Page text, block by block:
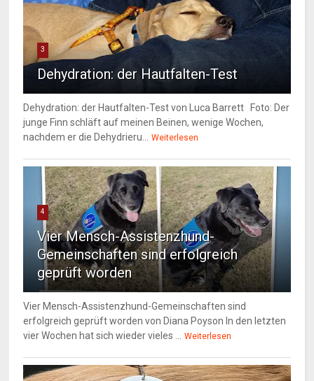
3
Dehydration: der Hautfalten-Test
Dehydration: der Hautfalten-Test von Luca Barrett Foto: Der
junge Finn schläft auf meinen Beinen, wenige Wochen,
nachdem er die Dehydrieru... Weiterlesen
4
Vier Mensch-Assistenzhund-
Gemeinschaften sind erfolgreich
geprüft worden
Vier Mensch-Assistenzhund-Gemeinschaften sind
erfolgreich geprüft worden von Diana Poyson In den letzten
vier Wochen hat sich wieder vieles ... Weiterlesen